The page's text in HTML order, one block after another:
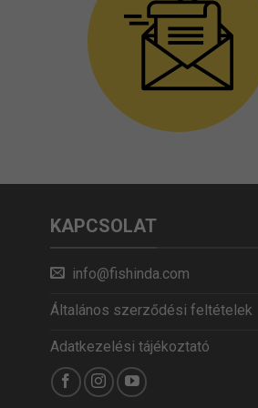
KAPCSOLAT
info@fishinda.com
Általános szerződési feltételek
Adatkezelési tájékoztató